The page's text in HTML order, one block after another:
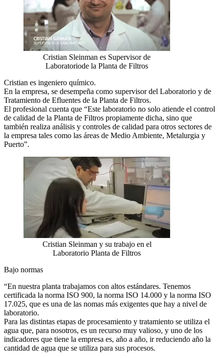
Cristian Sleinman es Supervisor de
Laboratoriode la Planta de Filtros
Cristian es ingeniero químico.
En la empresa, se desempeña como supervisor del Laboratorio y de
Tratamiento de Efluentes de la Planta de Filtros.
El profesional cuenta que “Este laboratorio no solo atiende el control
de calidad de la Planta de Filtros propiamente dicha, sino que
también realiza análisis y controles de calidad para otros sectores de
la empresa tales como las áreas de Medio Ambiente, Metalurgia y
Puerto”.
Cristian Sleinman y su trabajo en el
Laboratorio Planta de Filtros
Bajo normas
“En nuestra planta trabajamos con altos estándares. Tenemos
certificada la norma ISO 900, la norma ISO 14.000 y la norma ISO
17.025, que es una de las nomas más exigentes que hay a nivel de
laboratorio.
Para las distintas etapas de procesamiento y tratamiento se utiliza el
agua que, para nosotros, es un recurso muy valioso, y uno de los
indicadores que tiene la empresa es, año a año, ir reduciendo año la
cantidad de agua que se utiliza para sus procesos.